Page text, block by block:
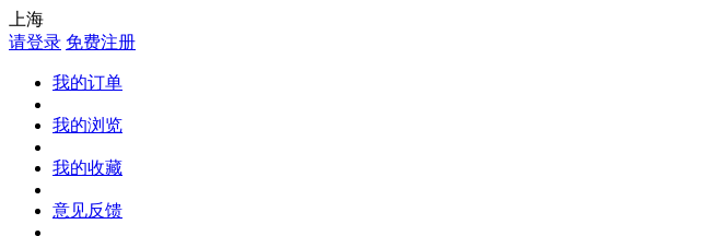
上海
请登录 免费注册
我的订单
我的浏览
我的收藏
意见反馈